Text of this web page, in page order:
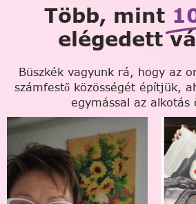
Több, mint
elégedett
Büszkék vagyunk rá, hogy az
számfestő közösségét építjük,
egymással az alkotás